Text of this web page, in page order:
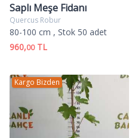
Saplı Meşe Fidanı
Quercus Robur
80-100 cm , Stok 50 adet
960,00TL
Kargo Bizden